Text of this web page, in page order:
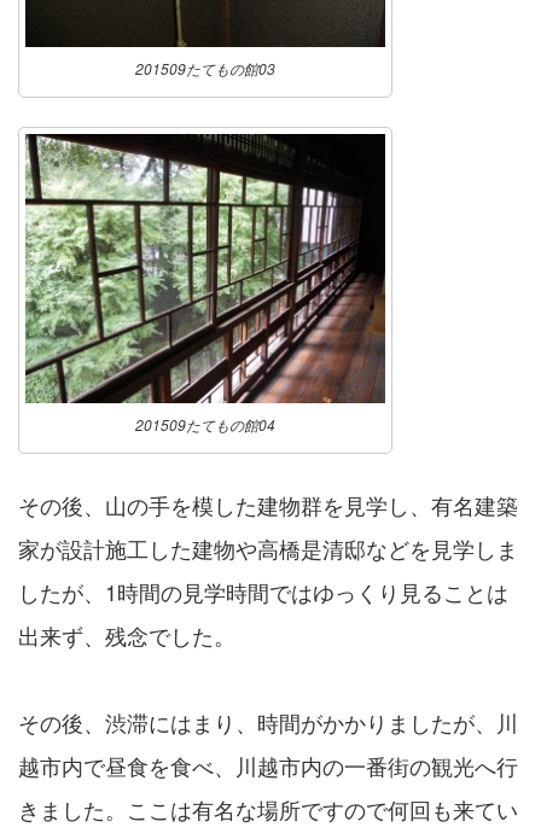
201509たてもの館03
201509たてもの館04
その後、山の手を模した建物群を見学し、有名建築
家が設計施工した建物や高橋是清邸などを見学しま
したが、1時間の見学時間ではゆっくり見ることは
出来ず、残念でした。
その後、渋滞にはまり、時間がかかりましたが、川
越市内で昼食を食べ、川越市内の一番街の観光へ行
きました。ここは有名な場所ですので何回も来てい